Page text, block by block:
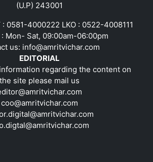
(U.P) 243001
0581-4000222 LKO : 0522-4008111
Mon- Sat, 09:00am-06:00pm
us: info@amritvichar.com
EDITORIAL
regarding the content on
the site please mail us
coo@amritvichar.com